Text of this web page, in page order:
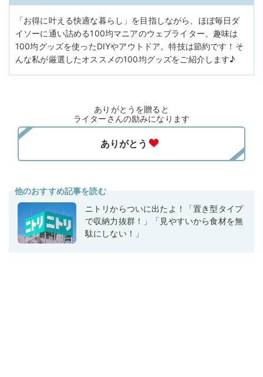
「お得に叶える快適な暮らし」を目指しながら、ほぼ毎日ダ
イソーに通い詰める100均マニアのウェブライター。趣味は
100均グッズを使ったDIYやアウトドア。特技は節約です！そ
んな私が厳選したオススメの100均グッズをご紹介します♪
ありがとうを贈ると
ライターさんの励みになります
他のおすすめ記事を読む
ニトリからついに出たよ！「置き型タイプ
で収納力抜群！」「見やすいから食材を無
駄にしない！」